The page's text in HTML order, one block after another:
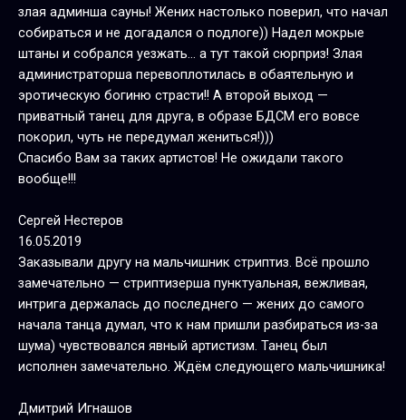
злая админша сауны! Жених настолько поверил, что начал
собираться и не догадался о подлоге)) Надел мокрые
штаны и собрался уезжать… а тут такой сюрприз! Злая
администраторша перевоплотилась в обаятельную и
эротическую богиню страсти!! А второй выход —
приватный танец для друга, в образе БДСМ его вовсе
покорил, чуть не передумал жениться!)))
Спасибо Вам за таких артистов! Не ожидали такого
вообще!!!
Сергей Нестеров
16.05.2019
Заказывали другу на мальчишник стриптиз. Всё прошло
замечательно — стриптизерша пунктуальная, вежливая,
интрига держалась до последнего — жених до самого
начала танца думал, что к нам пришли разбираться из-за
шума) чувствовался явный артистизм. Танец был
исполнен замечательно. Ждём следующего мальчишника!
Дмитрий Игнашов